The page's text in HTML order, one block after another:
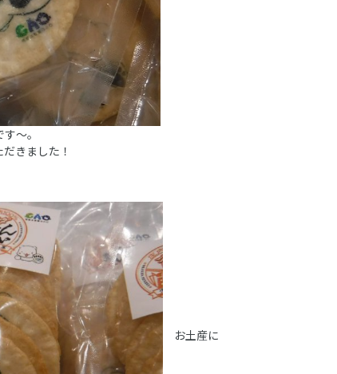
～。
きました！
お土産に